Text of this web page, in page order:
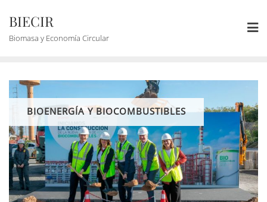
BIECIR
Biomasa y Economía Circular
BIOENERGÍA Y BIOCOMBUSTIBLES